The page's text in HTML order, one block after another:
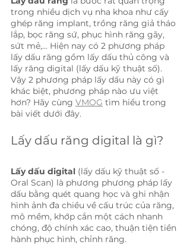
trong nhiều dịch vụ nha khoa như cấy
ghép răng implant, trồng răng giả tháo
lắp, bọc răng sứ, phục hình răng gãy,
sứt mẻ,... Hiện nay có 2 phương pháp
lấy dấu răng gồm lấy dấu thủ công và
lấy răng digital (lấy dấu kỹ thuật số).
Vậy 2 phương pháp lấy dấu này có gì
khác biệt, phương pháp nào ưu việt
hơn? Hãy cùng VMOG tìm hiểu trong
bài viết dưới đây.
Lấy dấu răng digital là gì?
Lấy dấu digital (lấy dấu kỹ thuật số -
Oral Scan) là phương phương pháp lấy
dấu bằng quét quang học và ghi nhận
hình ảnh đa chiều về cấu trúc của răng,
mô mềm, khớp cắn một cách nhanh
chóng, độ chính xác cao, thuận tiện tiền
hành phục hình, chỉnh răng.